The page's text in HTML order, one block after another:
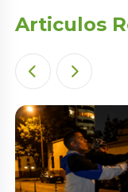
Articulos